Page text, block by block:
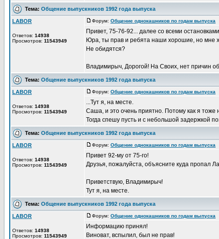
Тема: Общение выпускников 1992 года выпуска
LABOR
Ответов: 14938
Просмотров: 11543949
Форум: Общение однокашников по годам выпуска
Привет, 75-76-92... далее со всеми
Юра, ты прав и ребята наши хорошие, но мне
Не обидятся?
Владимирыч, Дорогой! На Своих, нет причин
Тема: Общение выпускников 1992 года выпуска
LABOR
Ответов: 14938
Просмотров: 11543949
Форум: Общение однокашников по годам выпуска
...Тут я, на месте.
Саша, и это очень приятно. Потому как я тоже
Тогда спешу пусть и с небольшой задержкой
Тема: Общение выпускников 1992 года выпуска
LABOR
Ответов: 14938
Просмотров: 11543949
Форум: Общение однокашников по годам выпуска
Привет 92-му от 75-го!
Друзья, пожалуйста, объясните куда пропал
Приветствую, Владимирыч!
Тут я, на месте.
Тема: Общение выпускников 1992 года выпуска
LABOR
Ответов: 14938
Просмотров: 11543949
Форум: Общение однокашников по годам выпуска
Информацию принял!
Виноват, вспылил, был не прав!